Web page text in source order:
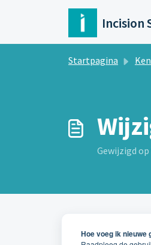
Doorgaan naar
Incision
Startpagina
Gewijzigd op
Hoe voeg ik nieuwe